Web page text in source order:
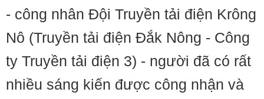
- công nhân Đội Truyền tải điện Krông
Nô (Truyền tải điện Đắk Nông - Công
ty Truyền tải điện 3) - người đã có rất
nhiều sáng kiến được công nhận và